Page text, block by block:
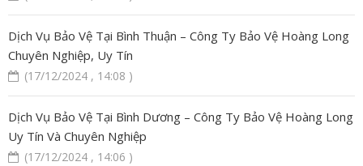
Dịch Vụ Bảo Vệ Tại Bình Thuận – Công Ty Bảo Vệ Hoàng Long
Chuyên Nghiệp, Uy Tín
(17/12/2024 , 14:08 )
Dịch Vụ Bảo Vệ Tại Bình Dương – Công Ty Bảo Vệ Hoàng Long
Uy Tín Và Chuyên Nghiệp
(17/12/2024 , 14:06 )